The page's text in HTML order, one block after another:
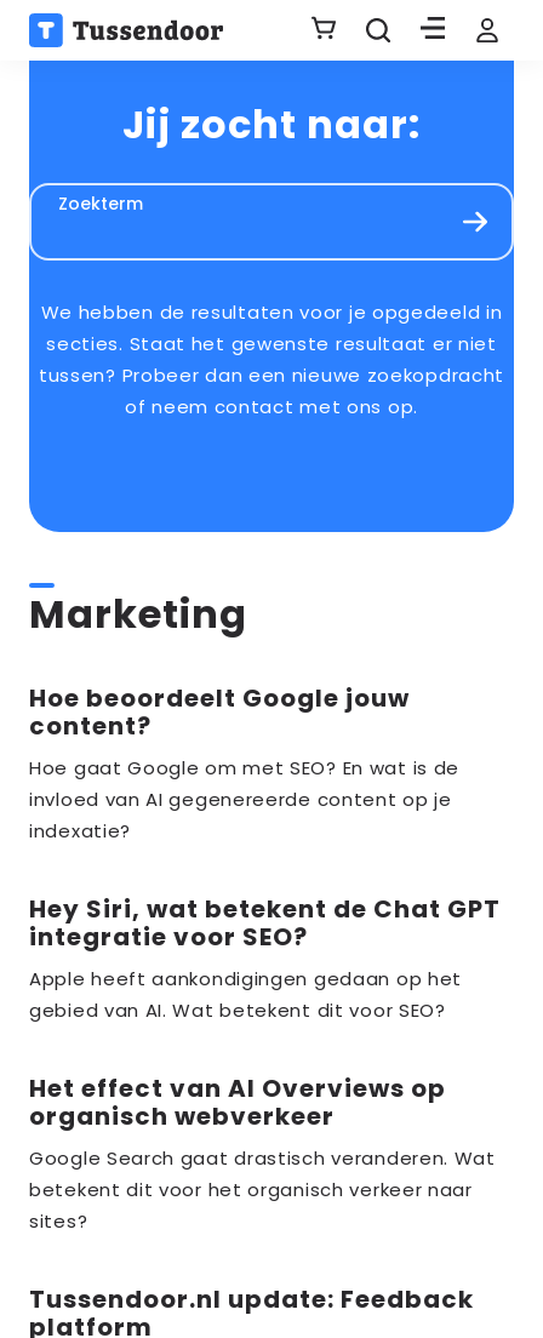
Jij zocht naar:
Zoekterm
We hebben de resultaten voor je opgedeeld in
secties. Staat het gewenste resultaat er niet
tussen? Probeer dan een nieuwe zoekopdracht
of neem contact met ons op.
Marketing
Lees
meer
over
the_title;
Hoe beoordeelt Google jouw
content?
Hoe gaat Google om met SEO? En wat is de
invloed van AI gegenereerde content op je
indexatie?
Lees
meer
over
the_title;
Hey Siri, wat betekent de Chat GPT
integratie voor SEO?
Apple heeft aankondigingen gedaan op het
gebied van AI. Wat betekent dit voor SEO?
Lees
meer
over
the_title;
Het effect van AI Overviews op
organisch webverkeer
Google Search gaat drastisch veranderen. Wat
betekent dit voor het organisch verkeer naar
sites?
Lees
Tussendoor.nl update: Feedback
platform